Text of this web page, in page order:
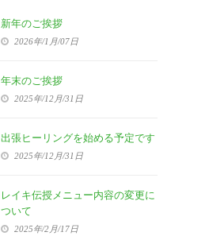
新年のご挨拶
2026年/1月/07日
年末のご挨拶
2025年/12月/31日
出張ヒーリングを始める予定です
2025年/12月/31日
レイキ伝授メニュー内容の変更に
ついて
2025年/2月/17日